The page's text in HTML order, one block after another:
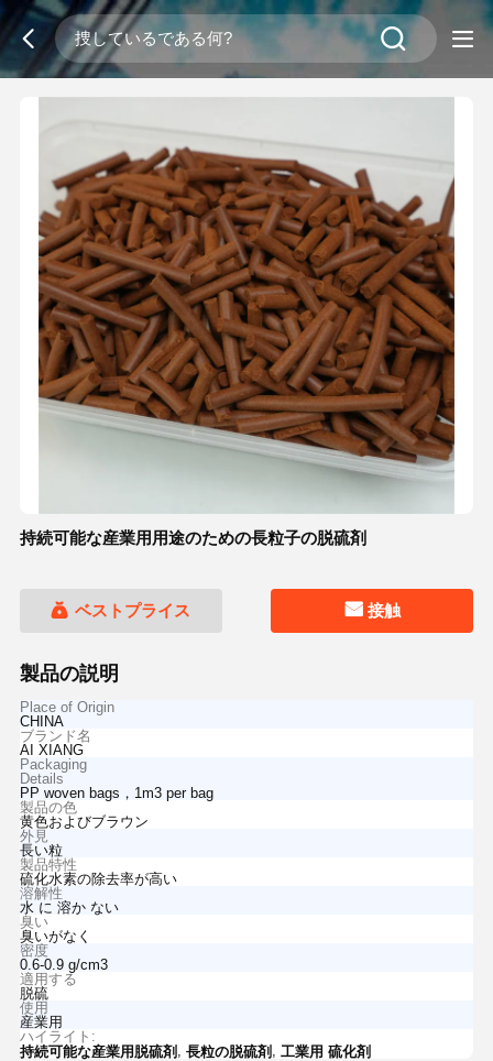
持続可能な産業用用途のための長粒子の脱硫剤
ベストプライス 接触
製品の説明
Place of Origin
CHINA
ブランド名
AI XIANG
Packaging
Details
PP woven bags，1m3 per bag
製品の色
黄色およびブラウン
外見
長い粒
製品特性
硫化水素の除去率が高い
溶解性
水 に 溶か ない
臭い
臭いがなく
密度
0.6-0.9 g/cm3
適用する
脱硫
使用
産業用
ハイライト:
持続可能な産業用脱硫剤
長粒の脱硫剤 工業用 硫化剤